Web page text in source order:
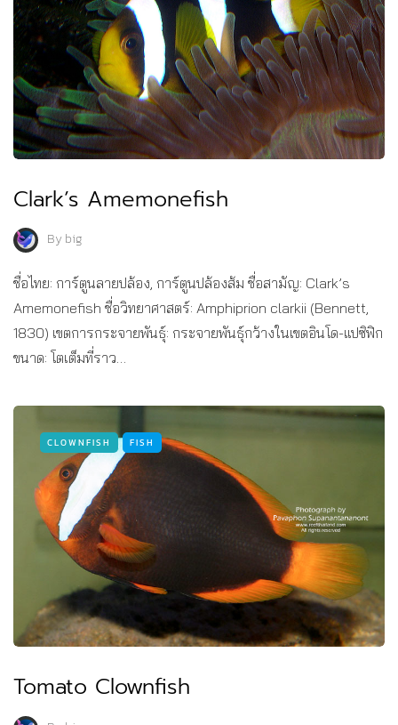
Clark’s Amemonefish
Bybig
ชื่อไทย: การ์ตูนลายปล้อง, การ์ตูนปล้องส้ม ชื่อสามัญ: Clark’s
Amemonefish ชื่อวิทยาศาสตร์: Amphiprion clarkii (Bennett,
1830) เขตการกระจายพันธุ์: กระจายพันธุ์กว้างในเขตอินโด-แปซิฟิก
ขนาด: โตเต็มที่ราว…
CLOWNFISH FISH
Tomato Clownfish